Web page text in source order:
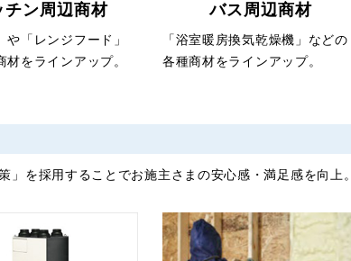
チン周辺商材
や「レンジフード」
材をラインアップ。
バス周辺商材
「浴室暖房換気乾燥機」などの
各種商材をラインアップ。
」を採用することでお施主さまの安心感・満足感を向上。